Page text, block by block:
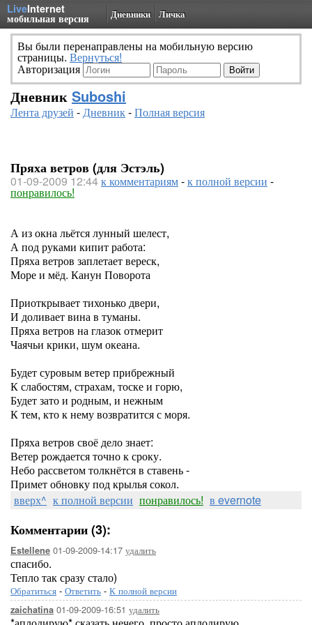
LiveInternet
мобильная версия Дневники Личка
Вы были перенаправлены на мобильную версию
страницы. Вернуться!
Авторизация
Дневник Suboshi
Лента друзей -Дневник-Полная версия
Пряха ветров (для Эстэль)
01-09-2009 12:44к комментариям-к полной версии -
понравилось!
А из окна льётся лунный шелест,
А под руками кипит работа:
Пряха ветров заплетает вереск,
Море и мёд. Канун Поворота
Приоткрывает тихонько двери,
И доливает вина в туманы.
Пряха ветров на глазок отмерит
Чаячьи крики, шум океана.
Будет суровым ветер прибрежный
К слабостям, страхам, тоске и горю,
Будет зато и родным, и нежным
К тем, кто к нему возвратится с моря.
Пряха ветров своё дело знает:
Ветер рождается точно к сроку.
Небо рассветом толкнётся в ставень -
Примет обновку под крылья сокол.
вверх^ к полной версии понравилось! в evernote
Комментарии (3):
Estellene 01-09-2009-14:17 удалить
спасибо.
Тепло так сразу стало)
Обратиться - Ответить - К полной версии
zaichatina 01-09-2009-16:51 удалить